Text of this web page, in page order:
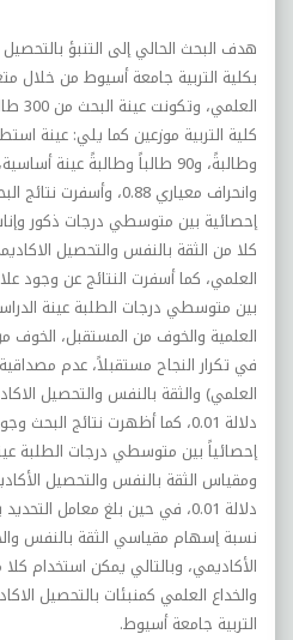
هدف البحث الحالي إلى التنبؤ
بکلية التربية جامعة أسيوط من خلال
وانحراف معياري 0.88،
إحصائية بين متوسطي درجات ذکور
کلا من الثقة بالنفس والتحصيل
العلمي، کما أسفرت النتائج عن وجود
بين متوسطي درجات الطلبة عينة
العلمية والخوف من المستقبل، الخوف
في تکرار النجاح مستقبلاً، عدم
العلمي) والثقة بالنفس والتحصيل
دلالة 0.01، کما أظهرت نتائج
إحصائياً بين متوسطي درجات الطلبة
ومقياس الثقة بالنفس والتحصيل
نسبة إسهام مقياسي الثقة بالنفس
الأکاديمي، وبالتالي يمکن استخدام
والخداع العلمي کمنبئات بالتحصيل
التربية جامعة أسيوط.